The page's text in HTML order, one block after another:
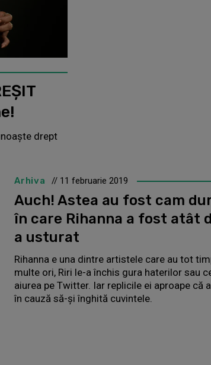
drept
Arhiva // 11 februarie 2019
Auch! Astea au fost cam
în care Rihanna a fost atât
a usturat
Rihanna e una dintre artistele care au tot
multe ori, Riri le-a închis gura haterilor sau
aiurea pe Twitter. Iar replicile ei aproape că
în cauză să-și înghită cuvintele.